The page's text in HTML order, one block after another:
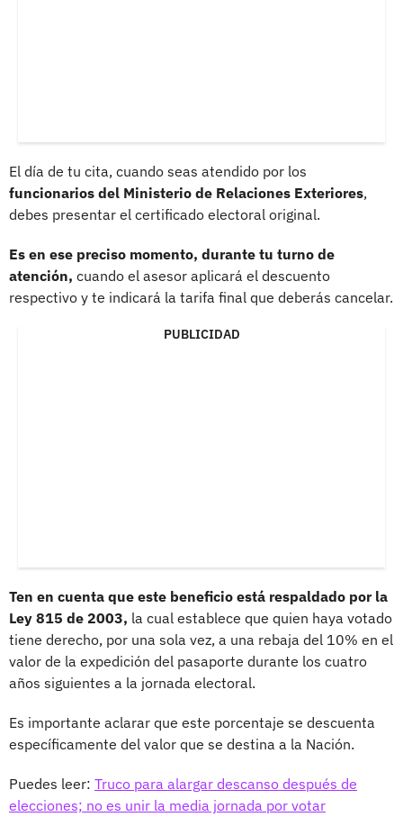
El día de tu cita, cuando seas atendido por los
funcionarios del Ministerio de Relaciones Exteriores,
debes presentar el certificado electoral original.
Es en ese preciso momento, durante tu turno de
atención, cuando el asesor aplicará el descuento
respectivo y te indicará la tarifa final que deberás cancelar.
PUBLICIDAD
Ten en cuenta que este beneficio está respaldado por la
Ley 815 de 2003, la cual establece que quien haya votado
tiene derecho, por una sola vez, a una rebaja del 10% en el
valor de la expedición del pasaporte durante los cuatro
años siguientes a la jornada electoral.
Es importante aclarar que este porcentaje se descuenta
específicamente del valor que se destina a la Nación.
Puedes leer: Truco para alargar descanso después de
elecciones; no es unir la media jornada por votar